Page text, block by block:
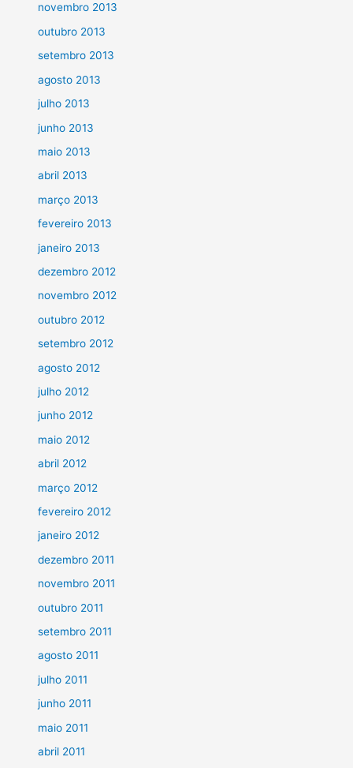
novembro 2013
outubro 2013
setembro 2013
agosto 2013
julho 2013
junho 2013
maio 2013
abril 2013
março 2013
fevereiro 2013
janeiro 2013
dezembro 2012
novembro 2012
outubro 2012
setembro 2012
agosto 2012
julho 2012
junho 2012
maio 2012
abril 2012
março 2012
fevereiro 2012
janeiro 2012
dezembro 2011
novembro 2011
outubro 2011
setembro 2011
agosto 2011
julho 2011
junho 2011
maio 2011
abril 2011